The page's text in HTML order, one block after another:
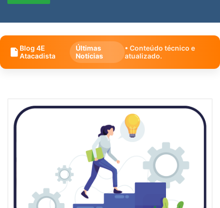
Blog 4E
Atacadista
Últimas
Notícias
• Conteúdo técnico e
atualizado.